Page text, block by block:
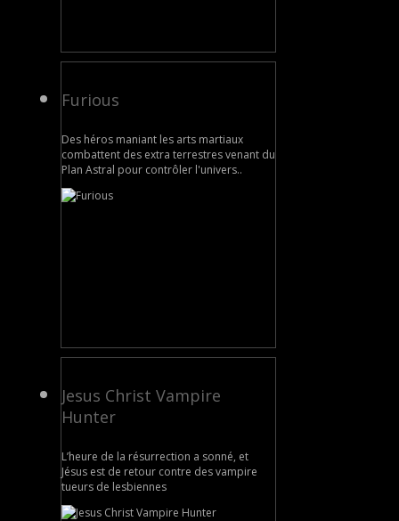
Furious
Des héros maniant les arts martiaux
combattent des extra terrestres venant du
Plan Astral pour contrôler l'univers..
Jesus Christ Vampire
Hunter
L’heure de la résurrection a sonné, et
Jésus est de retour contre des vampire
tueurs de lesbiennes